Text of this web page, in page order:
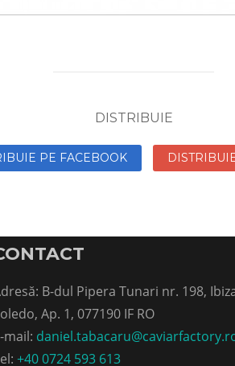
DISTRIBUIE
PE FACEBOOK
B-dul Pipera Tunari nr. 198,
Ap. 1, 077190 IF RO
mail:
+40 0724 593 613